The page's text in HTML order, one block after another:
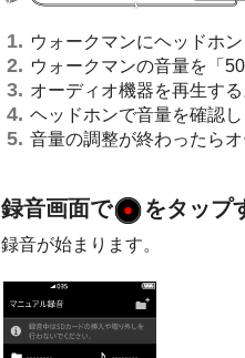
ウォークマンにヘッドホン
ウォークマンの音量を「50
オーディオ機器を再生する
ヘッドホンで音量を確認
音量の調整が終わったら
録音画面で をタップ
録音が始まります。